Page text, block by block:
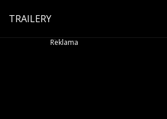
TRAILERY